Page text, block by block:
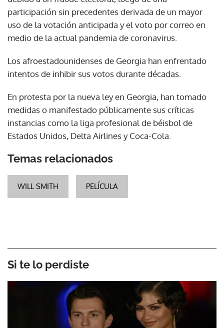
participación sin precedentes derivada de un mayor
uso de la votación anticipada y el voto por correo en
medio de la actual pandemia de coronavirus.
Los afroestadounidenses de Georgia han enfrentado
intentos de inhibir sus votos durante décadas.
En protesta por la nueva ley en Georgia, han tomado
medidas o manifestado públicamente sus críticas
instancias como la liga profesional de béisbol de
Estados Unidos, Delta Airlines y Coca-Cola.
Temas relacionados
WILL SMITH PELÍCULA
Si te lo perdiste